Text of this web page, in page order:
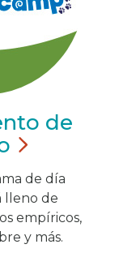
de
de día
lleno de
empíricos,
y más.